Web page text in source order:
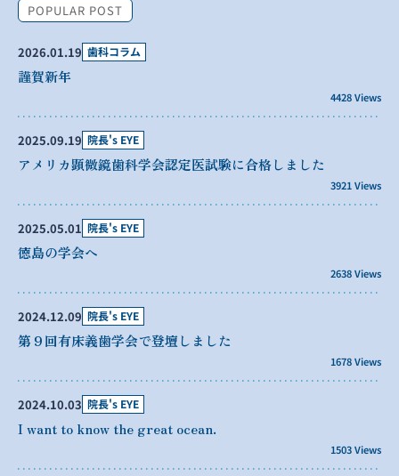
POPULAR POST
2026.01.19 歯科コラム
謹賀新年
4428 Views
2025.09.19 院長's EYE
アメリカ顕微鏡歯科学会認定医試験に合格しました
3921 Views
2025.05.01 院長's EYE
徳島の学会へ
2638 Views
2024.12.09 院長's EYE
第９回有床義歯学会で登壇しました
1678 Views
2024.10.03 院長's EYE
I want to know the great ocean.
1503 Views